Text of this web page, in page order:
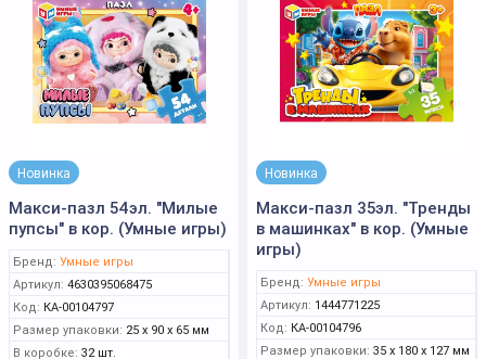
Новинка
Макси-пазл 54эл. "Милые
пупсы" в кор. (Умные игры)
Бренд: Умные игры
Артикул: 4630395068475
Код: КА-00104797
Размер упаковки: 25 x 90 x 65 мм
В коробке: 32 шт.
Новинка
Макси-пазл 35эл. "Тренды
в машинках" в кор. (Умные
игры)
Бренд: Умные игры
Артикул: 1444771225
Код: КА-00104796
Размер упаковки: 35 x 180 x 127 мм